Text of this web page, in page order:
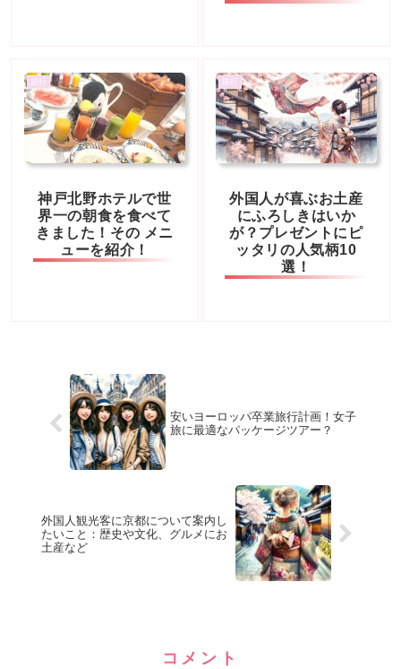
旅行
神戸北野ホテルで世
界一の朝食を食べて
きました！その メニ
ューを紹介！
旅行
外国人が喜ぶお土産
にふろしきはいか
が？プレゼントにピ
ッタリの人気柄10
選！
安いヨーロッパ卒業旅行計画！女子
旅に最適なパッケージツアー？
外国人観光客に京都について案内し
たいこと：歴史や文化、グルメにお
土産など
コメント